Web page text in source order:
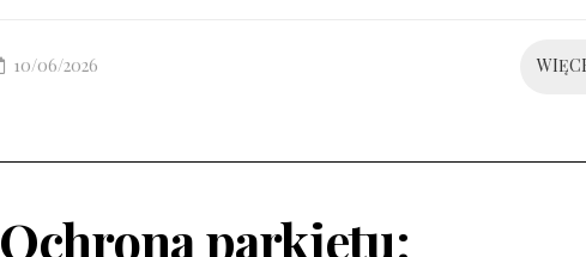
10/06/2026
Ochrona parkietu: